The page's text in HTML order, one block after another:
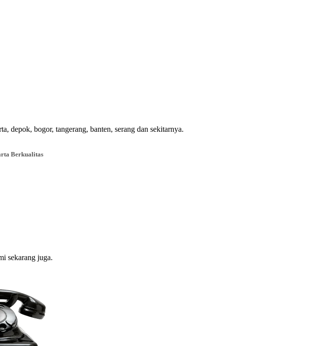
depok, bogor, tangerang, banten, serang dan sekitarnya.
Berkualitas
sekarang juga.